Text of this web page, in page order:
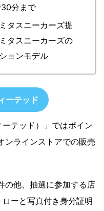
分まで
タスニーカーズ提
タスニーカーズの
ョンモデル
ーテッド
ーテッド）」ではポイン
ンラインストアでの販売
の他、抽選に参加する店
ーと写真付き身分証明